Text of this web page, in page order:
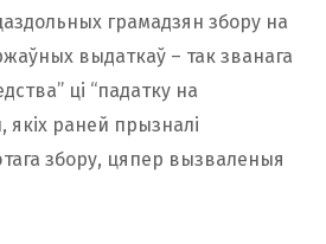
грамадзян збору на
выдаткаў – так званага
ці “падатку на
якіх раней прызналі
збору, цяпер вызваленыя